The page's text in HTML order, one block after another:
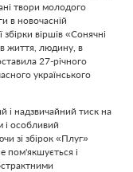
твори молодого
в новочасній
збірки віршів «Сонячні
життя, людину, в
27-річного
українського
і надзвичайний тиск на
і особливий
зі збірок «Плуг»
пом'якшується і